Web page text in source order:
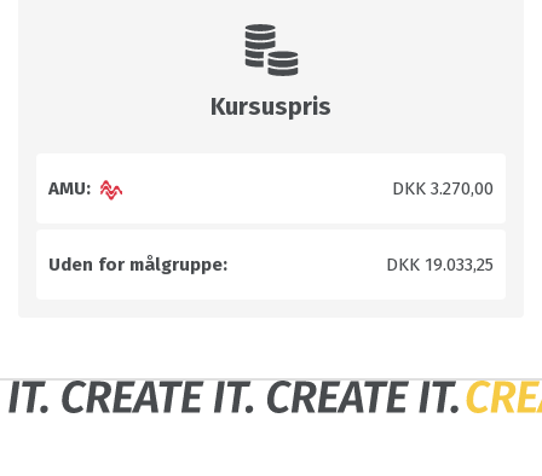
Kursuspris
AMU: DKK 3.270,00
Uden for målgruppe: DKK 19.033,25